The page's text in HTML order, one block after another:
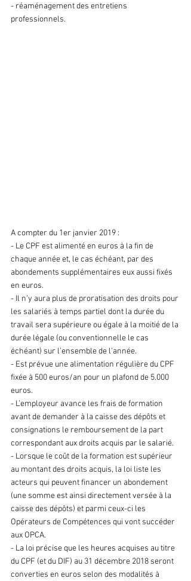
- réaménagement des entretiens
professionnels.
A compter du 1er janvier 2019 :
- Le CPF est alimenté en euros à la fin de
chaque année et, le cas échéant, par des
abondements supplémentaires eux aussi fixés
en euros.
- Il n’y aura plus de proratisation des droits pour
les salariés à temps partiel dont la durée du
travail sera supérieure ou égale à la moitié de la
durée légale (ou conventionnelle le cas
échéant) sur l’ensemble de l’année.
- Est prévue une alimentation régulière du CPF
fixée à 500 euros/an pour un plafond de 5.000
euros.
- L’employeur avance les frais de formation
avant de demander à la caisse des dépôts et
consignations le remboursement de la part
correspondant aux droits acquis par le salarié.
- Lorsque le coût de la formation est supérieur
au montant des droits acquis, la loi liste les
acteurs qui peuvent financer un abondement
(une somme est ainsi directement versée à la
caisse des dépôts) et parmi ceux-ci les
Opérateurs de Compétences qui vont succéder
aux OPCA.
- La loi précise que les heures acquises au titre
du CPF (et du DIF) au 31 décembre 2018 seront
converties en euros selon des modalités à